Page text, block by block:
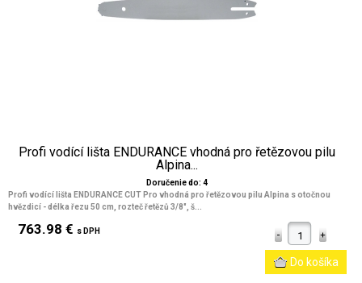
Profi vodící lišta ENDURANCE vhodná pro řetězovou pilu
Alpina...
Doručenie do: 4
Profi vodící lišta ENDURANCE CUT Pro vhodná pro řetězovou pilu Alpina s otočnou
hvězdicí - délka řezu 50 cm, rozteč řetězů 3/8", š...
763.98 € s DPH